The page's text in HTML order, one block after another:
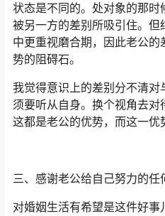
状态是不同的。处对象的那
被另一方的差别所吸引住。
中更重视磨合期，因此老公
势的阻碍石。
我觉得意识上的差别分不清
须要听从自身。换个视角去
这都是老公的优势，而这一优
三、感谢老公给自己努力的任
对婚姻生活有希望是这件好